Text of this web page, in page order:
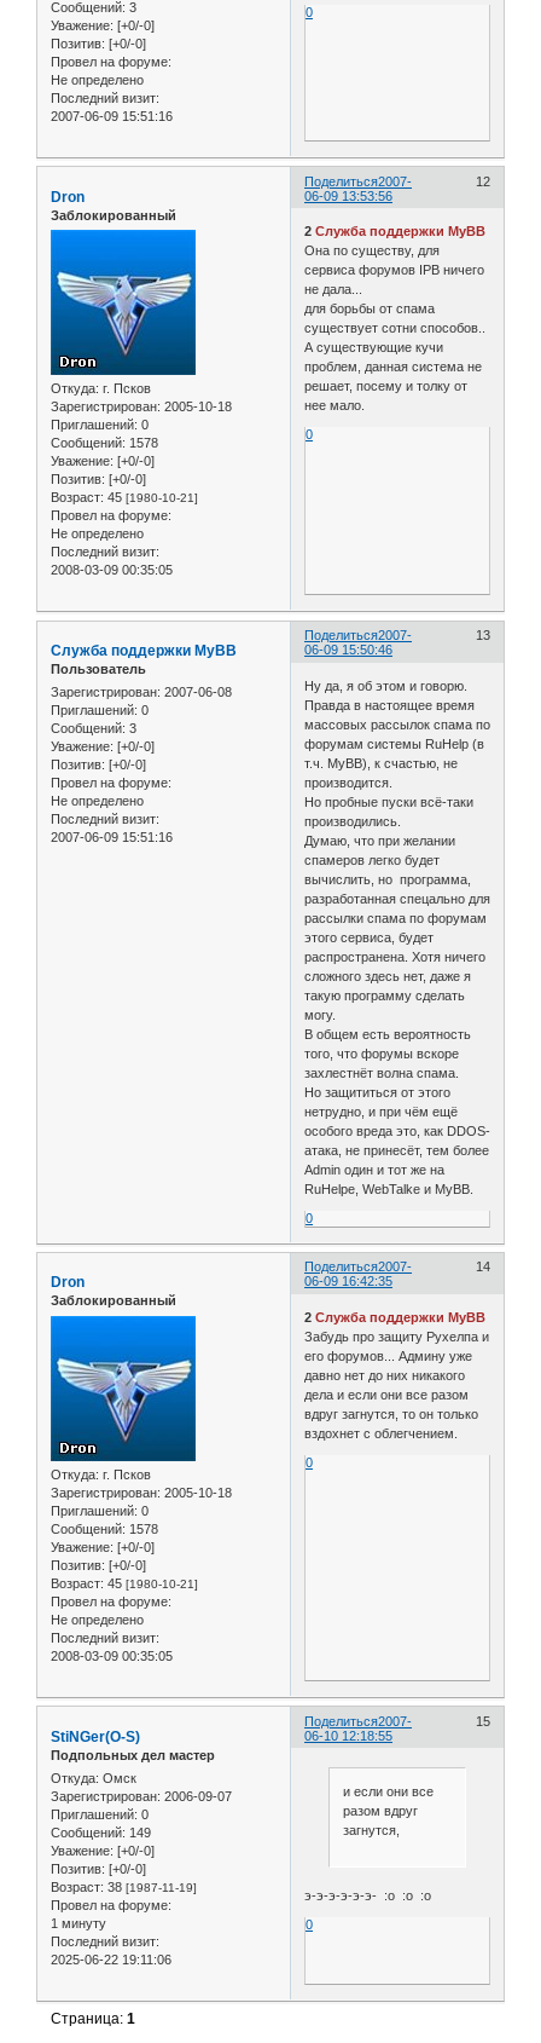
Сообщений: 3
Уважение: [+0/-0]
Позитив: [+0/-0]
Провел на форуме:
Не определено
Последний визит:
2007-06-09 15:51:16
0
Поделиться 12
2007-
06-09 13:53:56
Dron
Заблокированный
Откуда: г. Псков
Зарегистрирован: 2005-10-18
Приглашений: 0
Сообщений: 1578
Уважение: [+0/-0]
Позитив: [+0/-0]
Возраст: 45 [1980-10-21]
Провел на форуме:
Не определено
Последний визит:
2008-03-09 00:35:05
2Служба поддержки MyBB
Она по существу, для
сервиса форумов IPB ничего
не дала...
для борьбы от спама
существует сотни способов..
А существующие кучи
проблем, данная система не
решает, посему и толку от
нее мало.
0
Поделиться 13
2007-
06-09 15:50:46
Служба поддержки MyBB
Пользователь
Зарегистрирован: 2007-06-08
Приглашений: 0
Сообщений: 3
Уважение: [+0/-0]
Позитив: [+0/-0]
Провел на форуме:
Не определено
Последний визит:
2007-06-09 15:51:16
Ну да, я об этом и говорю.
Правда в настоящее время
массовых рассылок спама по
форумам системы RuHelp (в
т.ч. MyBB), к счастью, не
производится.
Но пробные пуски всё-таки
производились.
Думаю, что при желании
спамеров легко будет
вычислить, но программа,
разработанная спецально для
рассылки спама по форумам
этого сервиса, будет
распространена. Хотя ничего
сложного здесь нет, даже я
такую программу сделать
могу.
В общем есть вероятность
того, что форумы вскоре
захлестнёт волна спама.
Но защититься от этого
нетрудно, и при чём ещё
особого вреда это, как DDOS-
атака, не принесёт, тем более
Admin один и тот же на
RuHelpе, WebTalkе и MyBB.
0
Поделиться 14
2007-
06-09 16:42:35
Dron
Заблокированный
Откуда: г. Псков
Зарегистрирован: 2005-10-18
Приглашений: 0
Сообщений: 1578
Уважение: [+0/-0]
Позитив: [+0/-0]
Возраст: 45 [1980-10-21]
Провел на форуме:
Не определено
Последний визит:
2008-03-09 00:35:05
2Служба поддержки MyBB
Забудь про защиту Рухелпа и
его форумов... Админу уже
давно нет до них никакого
дела и если они все разом
вдруг загнутся, то он только
вздохнет с облегчением.
0
Поделиться 15
2007-
06-10 12:18:55
StiNGer(O-S)
Подпольных дел мастер
Откуда: Омск
Зарегистрирован: 2006-09-07
Приглашений: 0
Сообщений: 149
Уважение: [+0/-0]
Позитив: [+0/-0]
Возраст: 38 [1987-11-19]
Провел на форуме:
1 минуту
Последний визит:
2025-06-22 19:11:06
и если они все
разом вдруг
загнутся,
э-э-э-э-э-э- :o :o :o
0
Страница:1